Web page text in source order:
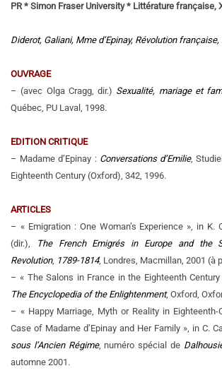
PR * Simon Fraser University * Littérature française,
Diderot, Galiani, Mme d’Epinay, Révolution française,
OUVRAGE
– (avec Olga Cragg, dir.) Sexualité, mariage et
Québec, PU Laval, 1998.
EDITION CRITIQUE
– Madame d’Epinay : Conversations d’Emilie,
Eighteenth Century (Oxford), 342, 1996.
ARTICLES
– « Emigration : One Woman’s Experience », in K.
(dir.),
The French Emigrés in Europe and the
Revolution, 1789-1814, Londres, Macmillan, 2001 (à
– « The Salons in France in the Eighteenth Century
The Encyclopedia of the Enlightenment, Oxford,
– « Happy Marriage, Myth or Reality in Eighteenth-
Case of Madame d’Epinay and Her Family », in C.
sous l’Ancien Régime, numéro spécial de
automne 2001.